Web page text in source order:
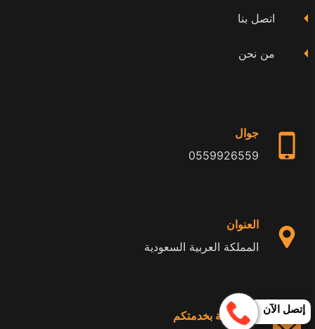
اتصل بنا
من نحن
جوال
0559926559
العنوان
المملكة العربية السعودية
24 ساعة بخدمتكم إتصل الآن